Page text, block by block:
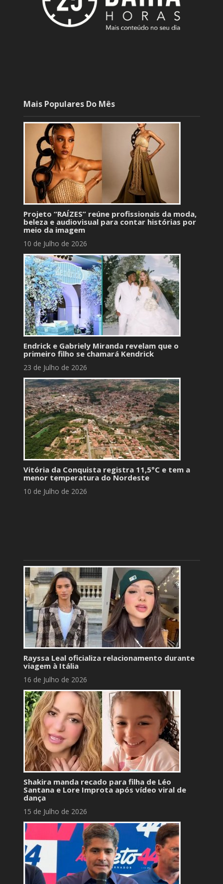
Mais Populares Do Mês
Projeto “RAÍZES” reúne profissionais da moda,
beleza e audiovisual para contar histórias por
meio da imagem
10 de Julho de 2026
Endrick e Gabriely Miranda revelam que o
primeiro filho se chamará Kendrick
23 de Julho de 2026
Vitória da Conquista registra 11,5°C e tem a
menor temperatura do Nordeste
10 de Julho de 2026
Rayssa Leal oficializa relacionamento durante
viagem à Itália
16 de Julho de 2026
Shakira manda recado para filha de Léo
Santana e Lore Improta após vídeo viral de
dança
15 de Julho de 2026